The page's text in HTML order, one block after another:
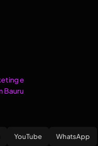
YouTube WhatsApp